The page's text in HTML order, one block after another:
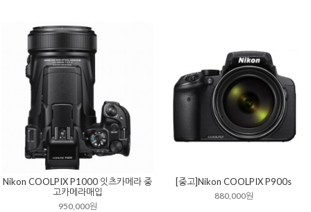
Nikon COOLPIX P1000 잇츠카메라 중
고카메라매입
950,000원
[중고]Nikon COOLPIX P900s
880,000원